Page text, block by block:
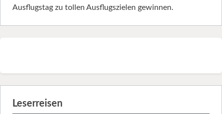
Ausflugstag zu tollen Ausflugszielen gewinnen.
Leserreisen